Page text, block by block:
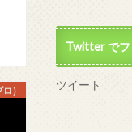
）
Twitter でフ
ツイート